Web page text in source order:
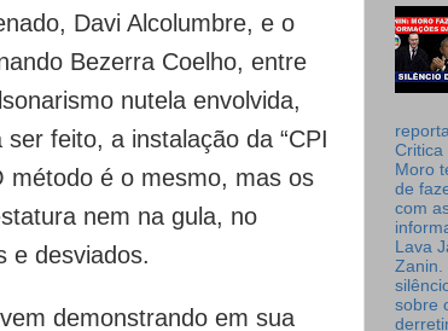
Davi Alcolumbre, e o
Bezerra Coelho, entre
nutela envolvida,
feito, a instalação da “CPI
método é o mesmo, mas os
nem na gula, no
e desviados.
demonstrando em sua
Critica
Moro
de
com
Lava
Zanin.
sobre